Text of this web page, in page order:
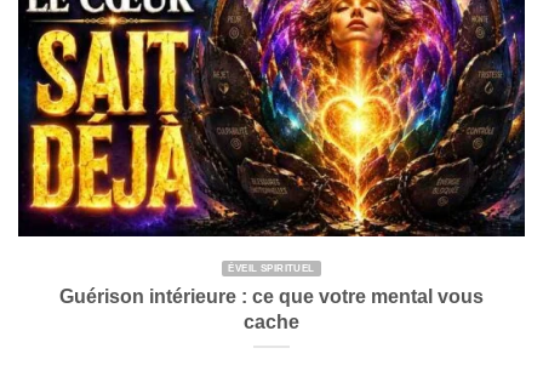
ÉVEIL SPIRITUEL
Guérison intérieure : ce que votre mental vous
cache